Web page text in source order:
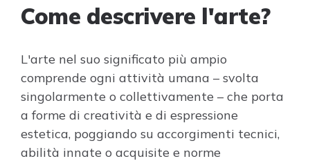
Come descrivere l'arte?
L'arte nel suo significato più ampio
comprende ogni attività umana – svolta
singolarmente o collettivamente – che porta
a forme di creatività e di espressione
estetica, poggiando su accorgimenti tecnici,
abilità innate o acquisite e norme